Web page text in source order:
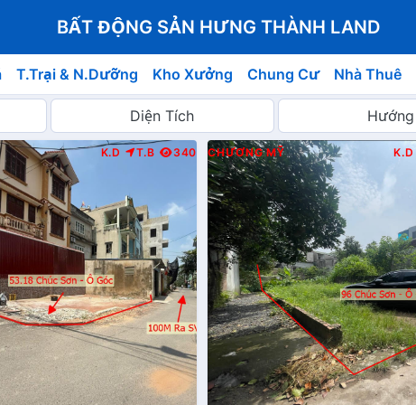
BẤT ĐỘNG SẢN HƯNG THÀNH LAND
T.Trại & N.Dưỡng Kho Xưởng Chung Cư Nhà Thuê
K.D T.B 340 CHƯƠNG MỸ K.D